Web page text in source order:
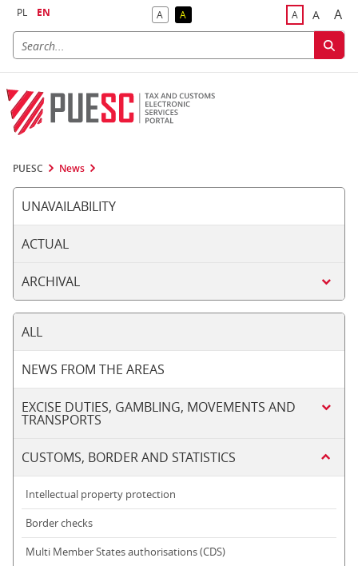
PL EN ADefault Contrast
AReversed Contrast ADefault Font
ABigger
A
PUESC News
UNAVAILABILITY
ACTUAL
ARCHIVAL
ALL
NEWS FROM THE AREAS
EXCISE DUTIES, GAMBLING, MOVEMENTS AND
TRANSPORTS
CUSTOMS, BORDER AND STATISTICS
Intellectual property protection
Border checks
Multi Member States authorisations (CDS)